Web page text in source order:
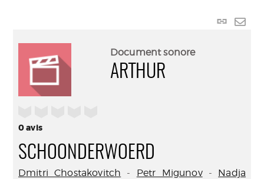
Lien
0avis
Document sonore
ARTHUR
SCHOONDERWOERD
Dmitri Chostakovitch - Petr Migunov- Nadja